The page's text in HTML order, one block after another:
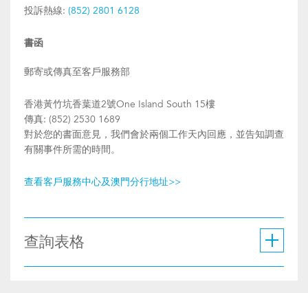
投訴熱線: (852) 2801 6128
書函
郵寄或傳真至客戶服務部
香港黃竹坑香葉道2號One Island South 15樓
傳真: (852) 2530 1689
對於您的書面意見，我們會於兩個工作天內回應，並告知調查
有關事件所需的時間。
查看客戶服務中心及澳門分行地址>>
查詢表格